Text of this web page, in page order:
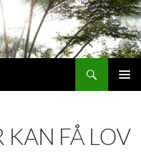
KAN FÅ LOV